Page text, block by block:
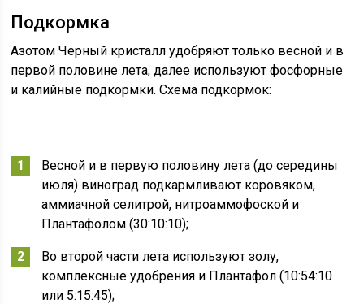
Подкормка
Азотом Черный кристалл удобряют только весной и в
первой половине лета, далее используют фосфорные
и калийные подкормки. Схема подкормок:
Весной и в первую половину лета (до середины
июля) виноград подкармливают коровяком,
аммиачной селитрой, нитроаммофоской и
Плантафолом (30:10:10);
Во второй части лета используют золу,
комплексные удобрения и Плантафол (10:54:10
или 5:15:45);